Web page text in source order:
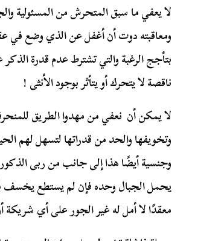
لا يعفي ما سبق المتحرش من المسئولية
ومعاقبته دوت أن أغفل عن الذي وضع في
بتأجج الرغبة والتي تشترط عدم قدرة
ناقصة لا يتحرك أو يتأثر بوجود الأنثى !
لا يمكن أن نعفي من مهدوا الطريق
وتخويفها والحد من قدراتها لتسهل لهم
وجنسية أيضًا هذا إلى جانب من ربى
يحمل الجبال وحده فإن لم يستطع يخسف
معقدًا لا أمل له غير الجور على أي شريكة